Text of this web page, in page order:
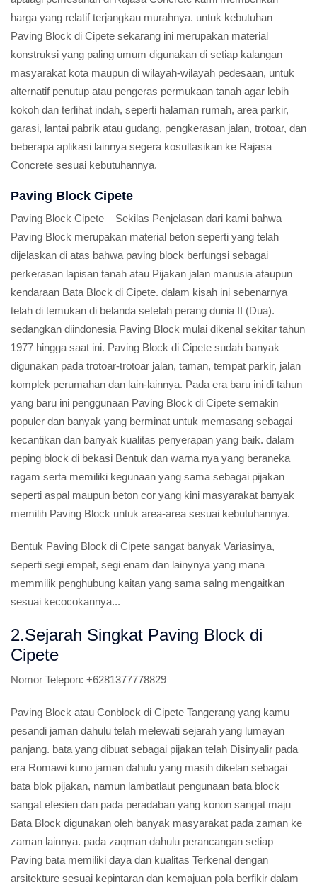
harga yang relatif terjangkau murahnya. untuk kebutuhan
Paving Block di Cipete sekarang ini merupakan material
konstruksi yang paling umum digunakan di setiap kalangan
masyarakat kota maupun di wilayah-wilayah pedesaan, untuk
alternatif penutup atau pengeras permukaan tanah agar lebih
kokoh dan terlihat indah, seperti halaman rumah, area parkir,
garasi, lantai pabrik atau gudang, pengkerasan jalan, trotoar, dan
beberapa aplikasi lainnya segera kosultasikan ke Rajasa
Concrete sesuai kebutuhannya.
Paving Block Cipete
Paving Block Cipete – Sekilas Penjelasan dari kami bahwa
Paving Block merupakan material beton seperti yang telah
dijelaskan di atas bahwa paving block berfungsi sebagai
perkerasan lapisan tanah atau Pijakan jalan manusia ataupun
kendaraan Bata Block di Cipete. dalam kisah ini sebenarnya
telah di temukan di belanda setelah perang dunia II (Dua).
sedangkan diindonesia Paving Block mulai dikenal sekitar tahun
1977 hingga saat ini. Paving Block di Cipete sudah banyak
digunakan pada trotoar-trotoar jalan, taman, tempat parkir, jalan
komplek perumahan dan lain-lainnya. Pada era baru ini di tahun
yang baru ini penggunaan Paving Block di Cipete semakin
populer dan banyak yang berminat untuk memasang sebagai
kecantikan dan banyak kualitas penyerapan yang baik. dalam
peping block di bekasi Bentuk dan warna nya yang beraneka
ragam serta memiliki kegunaan yang sama sebagai pijakan
seperti aspal maupun beton cor yang kini masyarakat banyak
memilih Paving Block untuk area-area sesuai kebutuhannya.
Bentuk Paving Block di Cipete sangat banyak Variasinya,
seperti segi empat, segi enam dan lainynya yang mana
memmilik penghubung kaitan yang sama salng mengaitkan
sesuai kecocokannya...
2.Sejarah Singkat Paving Block di
Cipete
Nomor Telepon: +6281377778829
Paving Block atau Conblock di Cipete Tangerang yang kamu
pesandi jaman dahulu telah melewati sejarah yang lumayan
panjang. bata yang dibuat sebagai pijakan telah Disinyalir pada
era Romawi kuno jaman dahulu yang masih dikelan sebagai
bata blok pijakan, namun lambatlaut pengunaan bata block
sangat efesien dan pada peradaban yang konon sangat maju
Bata Block digunakan oleh banyak masyarakat pada zaman ke
zaman lainnya. pada zaqman dahulu perancangan setiap
Paving bata memiliki daya dan kualitas Terkenal dengan
arsitekture sesuai kepintaran dan kemajuan pola berfikir dalam